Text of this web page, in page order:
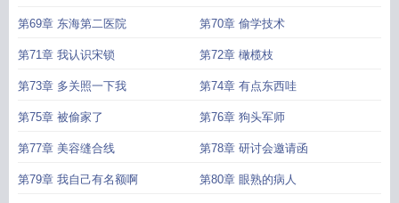
第69章 东海第二医院 第70章 偷学技术
第71章 我认识宋锁 第72章 橄榄枝
第73章 多关照一下我 第74章 有点东西哇
第75章 被偷家了 第76章 狗头军师
第77章 美容缝合线 第78章 研讨会邀请函
第79章 我自己有名额啊 第80章 眼熟的病人